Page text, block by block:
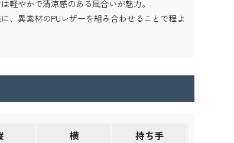
軽やかで清涼感のある風合いが魅力。
、異素材のPUレザーを組み合わせることで程よ
横
持ち手